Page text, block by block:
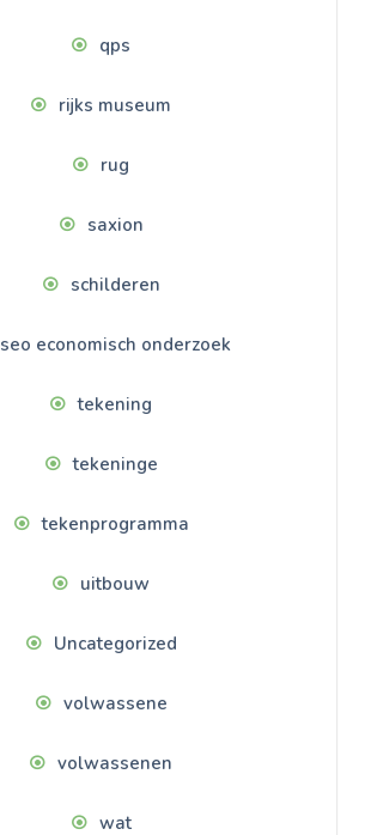
qps
rijks museum
rug
saxion
schilderen
seo economisch onderzoek
tekening
tekeninge
tekenprogramma
uitbouw
Uncategorized
volwassene
volwassenen
wat